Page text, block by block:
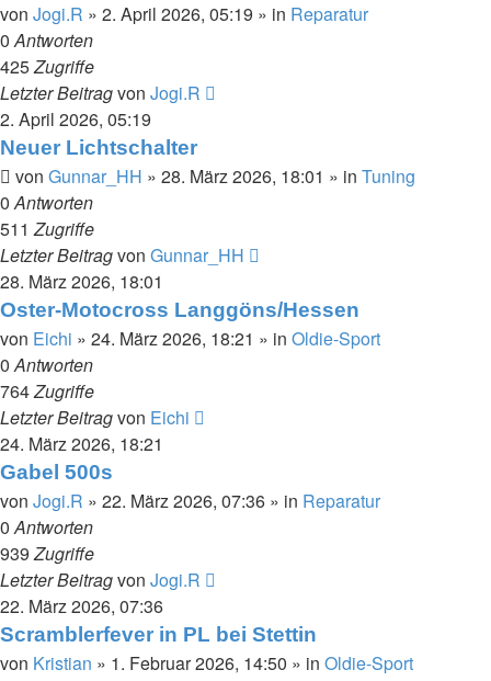
von Jogi.R » 2. April 2026, 05:19 » in Reparatur
0Antworten
425Zugriffe
Letzter Beitragvon Jogi.R
2. April 2026, 05:19
Neuer Lichtschalter
von Gunnar_HH » 28. März 2026, 18:01 » in Tuning
0Antworten
511Zugriffe
Letzter Beitragvon Gunnar_HH
28. März 2026, 18:01
Oster-Motocross Langgöns/Hessen
von Eichi » 24. März 2026, 18:21 » in Oldie-Sport
0Antworten
764Zugriffe
Letzter Beitragvon Eichi
24. März 2026, 18:21
Gabel 500s
von Jogi.R » 22. März 2026, 07:36 » in Reparatur
0Antworten
939Zugriffe
Letzter Beitragvon Jogi.R
22. März 2026, 07:36
Scramblerfever in PL bei Stettin
von Kristian » 1. Februar 2026, 14:50 » in Oldie-Sport